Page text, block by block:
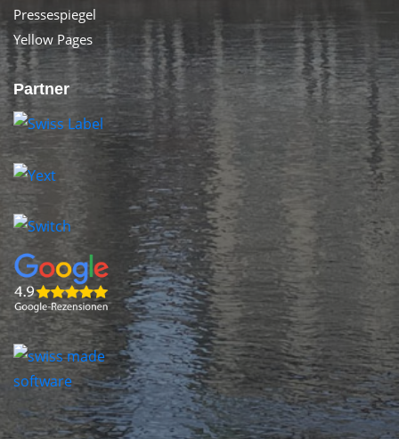
Pressespiegel
Yellow Pages
Partner